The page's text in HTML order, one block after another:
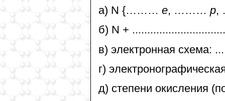
а) N {……… e, ……… p,
б) N +
в) электронная схема:
г)
д) степени окисления